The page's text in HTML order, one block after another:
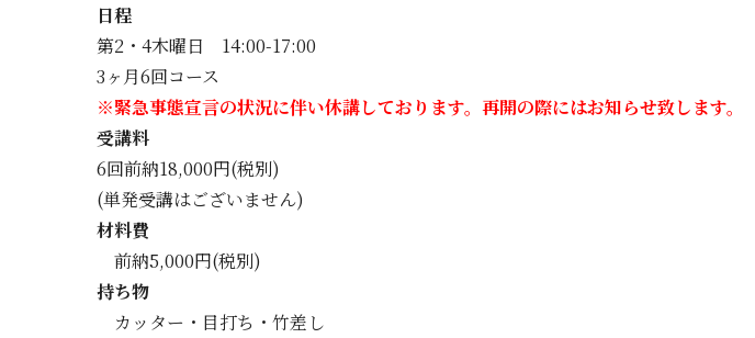
日程
第2・4木曜日 14:00-17:00
3ヶ月6回コース
※緊急事態宣言の状況に伴い休講しております。再開の際にはお知らせ致します。
受講料
6回前納18,000円(税別)
(単発受講はございません)
材料費
前納5,000円(税別)
持ち物
カッター・目打ち・竹差し